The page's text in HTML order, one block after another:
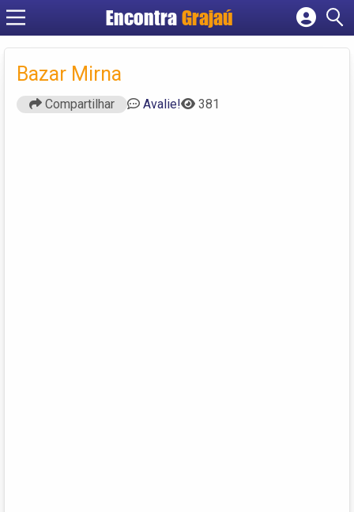
Encontra Grajaú
Cadastrar empresa
Bazar Mirna
Compartilhar Avalie! 381